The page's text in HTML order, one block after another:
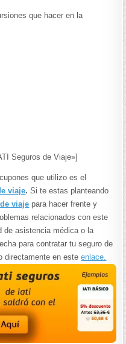
que hacer en la
Seguros de Viaje»]
que utilizo es el
viaje.Si te estas planteando
viaje para hacer frente y
relacionados con este
de asistencia médica o la
para contratar tu seguro de
directamente en esteenlace.